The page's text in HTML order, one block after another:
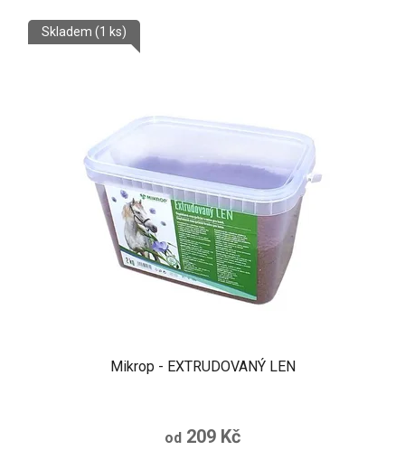
Mikrop - EXTRUDOVANÝ LEN
Skladem (1 ks)
od 209 Kč